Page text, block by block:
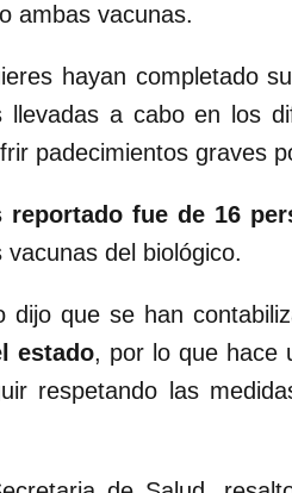
ambas vacunas.
hayan completado
llevadas a cabo en los
padecimientos graves
fue de 16
del biológico.
que se han
estado, por lo que hace
respetando las